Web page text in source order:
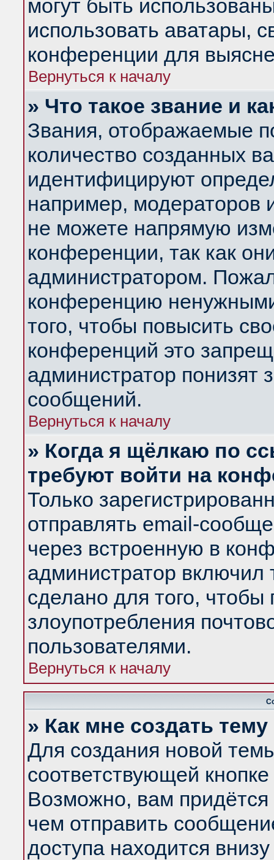
могут быть
использовать аватары,
конференции для
Вернуться к началу
» Что такое звание и
Звания, отображаемые
количество созданных
идентифицируют
например, модераторов
не можете напрямую
конференции, так как
администратором.
конференцию
того, чтобы повысить
конференций это
администратор понизят
сообщений.
Вернуться к началу
» Когда я щёлкаю по
требуют войти на
Только
отправлять email-
через встроенную в
администратор
сделано для того, чтобы
злоупотребления
пользователями.
Вернуться к началу
» Как мне создать
Для создания новой
соответствующей
Возможно, вам придётся
чем отправить
доступа находится